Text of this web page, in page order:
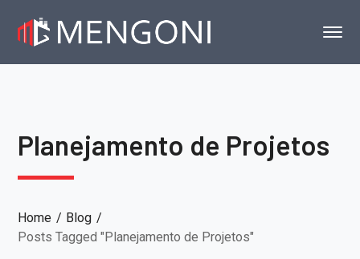
Planejamento de Projetos
Home
Blog
Posts Tagged "Planejamento de Projetos"